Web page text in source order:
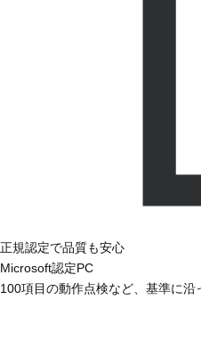
正規認定で品質も安心
Microsoft認定PC
100項目の動作点検など、基準に